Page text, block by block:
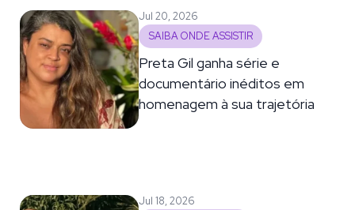
Jul 20, 2026
SAIBA ONDE ASSISTIR
Preta Gil ganha série e
documentário inéditos em
homenagem à sua trajetória
Jul 18, 2026